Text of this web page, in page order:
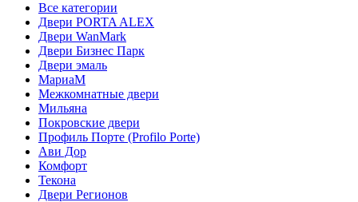
Все категории
Двери PORTA ALEX
Двери WanMark
Двери Бизнес Парк
Двери эмаль
МариаМ
Межкомнатные двери
Мильяна
Покровские двери
Профиль Порте (Profilo Porte)
Ави Дор
Комфорт
Текона
Двери Регионов